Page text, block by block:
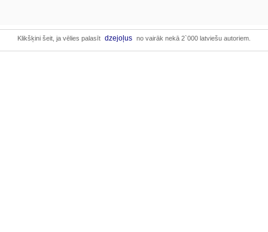
Klikšķini šeit, ja vēlies palasīt dzejoļus no vairāk nekā 2`000 latviešu autoriem.